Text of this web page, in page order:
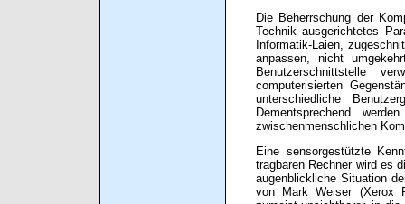
Die Beherrschung der
Technik ausgerichtetes
Informatik-Laien,
anpassen, nicht
Benutzerschnittstelle
computerisierten
unterschiedliche
Dementsprechend
zwischenmenschlichen
Eine sensorgestützte
tragbaren Rechner wird es
augenblickliche Situation
von Mark Weiser (Xerox